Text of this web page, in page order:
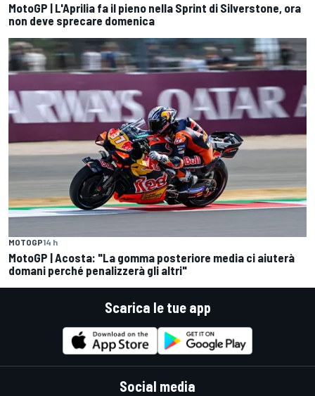
MotoGP | L'Aprilia fa il pieno nella Sprint di Silverstone, ora
non deve sprecare domenica
MOTOGP14 h
MotoGP | Acosta: "La gomma posteriore media ci aiuterà
domani perché penalizzerà gli altri"
Scarica le tue app
Social media